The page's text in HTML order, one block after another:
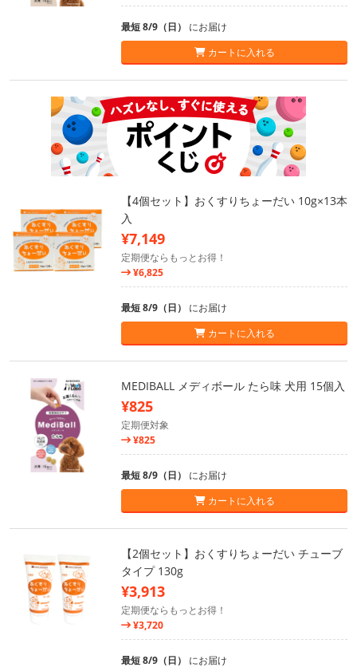
最短 8/9（日） にお届け
カートに入れる
【4個セット】おくすりちょーだい 10g×13本
入
¥7,149
定期便ならもっとお得！
¥6,825
最短 8/9（日） にお届け
カートに入れる
MEDIBALL メディボール たら味 犬用 15個入
¥825
定期便対象
¥825
最短 8/9（日） にお届け
カートに入れる
【2個セット】おくすりちょーだい チューブ
タイプ 130g
¥3,913
定期便ならもっとお得！
¥3,720
最短 8/9（日） にお届け